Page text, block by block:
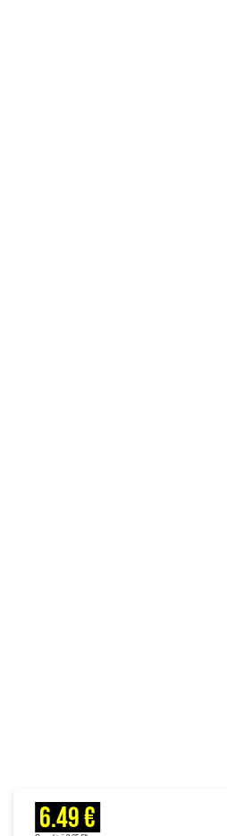
6.49 €